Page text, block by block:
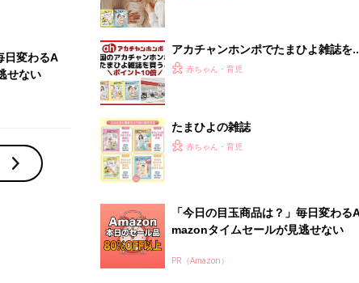
離乳食はいつから？進め方は？「たまひよ きほんの離
授乳の悩みや初めての離乳食作りに役立つ
子育てとお金